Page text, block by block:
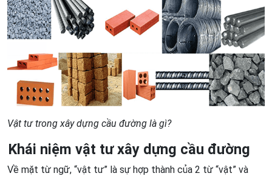
Vật tư trong xây dựng cầu đường là gì?
Khái niệm vật tư xây dựng cầu đường
Về mặt từ ngữ, “vật tư” là sự hợp thành của 2 từ “vật” và